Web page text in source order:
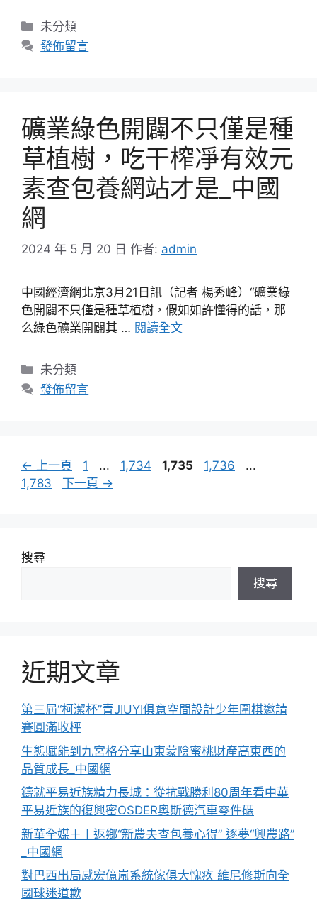
分
類
未分類
發佈留言
礦業綠色開闢不只僅是種
草植樹，吃干榨凈有效元
素查包養網站才是_中國
網
2024 年 5 月 20 日 作者: admin
中國經濟網北京3月21日訊（記者 楊秀峰）“礦業綠
色開闢不只僅是種草植樹，假如如許懂得的話，那
么綠色礦業開闢其 … 閱讀全文
分
類
未分類
發佈留言
← 上一頁
頁
面
1 ...
頁
1,734
頁
1,735
頁
1,736 ...
1,783 下一頁 →
搜尋
搜尋
近期文章
第三屆“柯潔杯”青JIUYI俱意空間設計少年圍棋邀請
賽圓滿收枰
生態賦能到九宮格分享山東蒙陰蜜桃財產高東西的
品質成長_中國網
鑄就平易近族精力長城：從抗戰勝利80周年看中華
平易近族的復興密OSDER奧斯德汽車零件碼
新華全媒＋丨返鄉“新農夫查包養心得” 逐夢“興農路”
_中國網
對巴西出局感宏億嵐系統傢俱大愧疚 維尼修斯向全
國球迷道歉